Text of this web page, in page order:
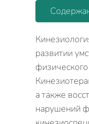
развитии
а также
нарушений